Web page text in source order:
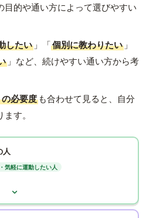
目的や通い方によって選びやすい
したい 」「個別に教わりたい 」
」など、続けやすい通い方から考
必要度 も合わせて見ると、自分
す。
人
気軽に運動したい人